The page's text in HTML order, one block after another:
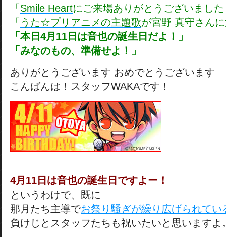
「 Smile Heartにご来場ありがとうございまし
「 うた☆プリアニメの主題歌が宮野 真守さん
「本日4月11日は音也の誕生日だよ！」
「みなのもの、準備せよ！」
ありがとうございます おめでとうございます
こんばんは！スタッフWAKAです！
4月11日は音也の誕生日ですよー！
というわけで、既に
那月たち主導でお祭り騒ぎが繰り広げられてい
負けじとスタッフたちも祝いたいと思いますよ